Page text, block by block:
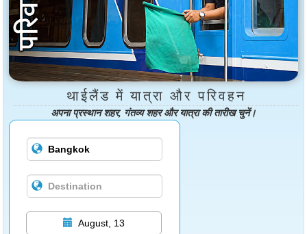
थाईलैंड में यात्रा और परिवहन
अपना प्रस्थान शहर, गंतव्य शहर और यात्रा की तारीख चुनें।
August, 13